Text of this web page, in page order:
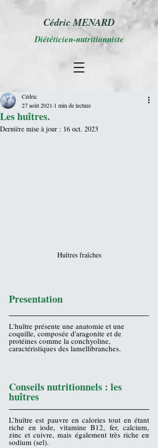
Cédric MENARD
Diététicien-nutritionniste
Les huîtres.
Cédric
27 août 2021 1 min de lecture
Dernière mise à jour : 16 oct. 2023
Huîtres fraîches
Presentation
L'huître présente une anatomie et une
coquille, composée d'aragonite et de
protéines comme la conchyoline,
caractéristiques des lamellibranches.
Conseils nutritionnels : les
huîtres
L’huître est pauvre en calories tout en étant
riche en iode, vitamine B12, fer
zinc et cuivre, mais également très riche en
sodium (sel).